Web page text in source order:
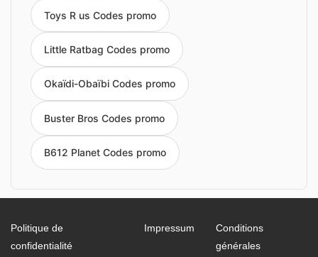
Toys R us Codes promo
Little Ratbag Codes promo
Okaïdi-Obaïbi Codes promo
Buster Bros Codes promo
B612 Planet Codes promo
Politique de
confidentialité
Impressum
Conditions
générales